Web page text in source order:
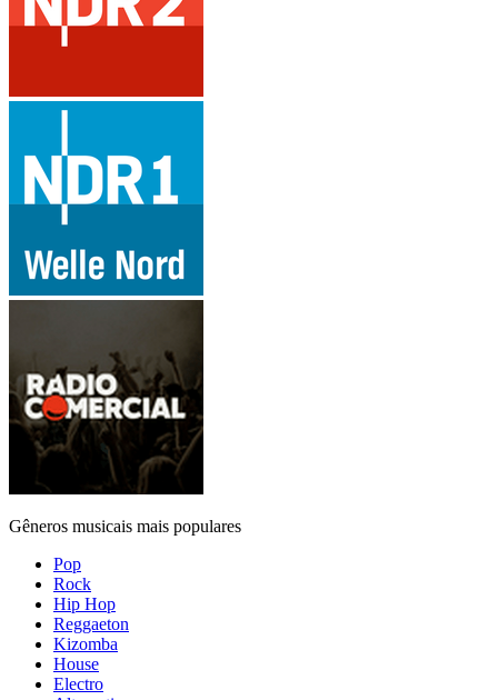
Gêneros musicais mais populares
Pop
Rock
Hip Hop
Reggaeton
Kizomba
House
Electro